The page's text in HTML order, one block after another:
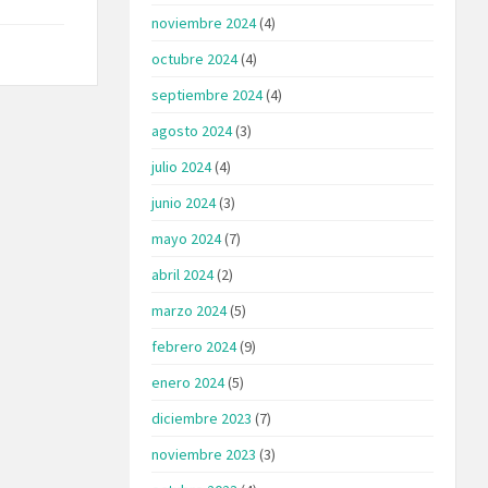
noviembre 2024(4)
octubre 2024(4)
septiembre 2024(4)
agosto 2024(3)
julio 2024(4)
junio 2024(3)
mayo 2024(7)
abril 2024(2)
marzo 2024(5)
febrero 2024(9)
enero 2024(5)
diciembre 2023 (7)
noviembre 2023 (3)